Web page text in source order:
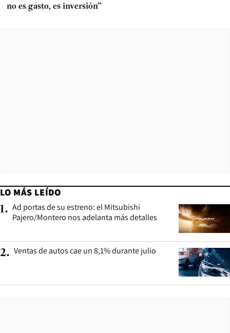
no es gasto, es inversión”
LO MÁS LEÍDO
1. Ad portas de su estreno: el Mitsubishi
Pajero/Montero nos adelanta más detalles
2. Ventas de autos cae un 8,1% durante julio